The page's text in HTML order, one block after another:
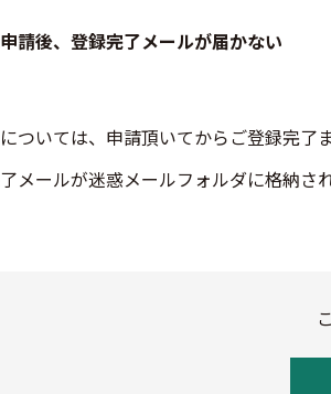
請後、登録完了メールが届かない
ついては、申請頂いてからご登録完了
メールが迷惑メールフォルダに格納さ